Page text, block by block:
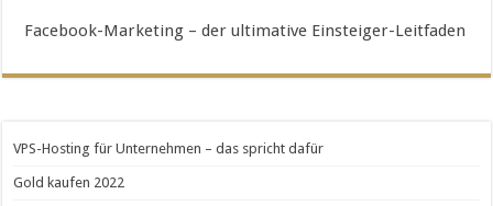
Facebook-Marketing – der ultimative Einsteiger-Leitfaden
VPS-Hosting für Unternehmen – das spricht dafür
Gold kaufen 2022